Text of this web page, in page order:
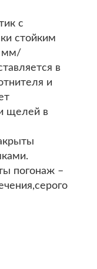
с
стойким
мм/
в
и
щелей в
погонаж –